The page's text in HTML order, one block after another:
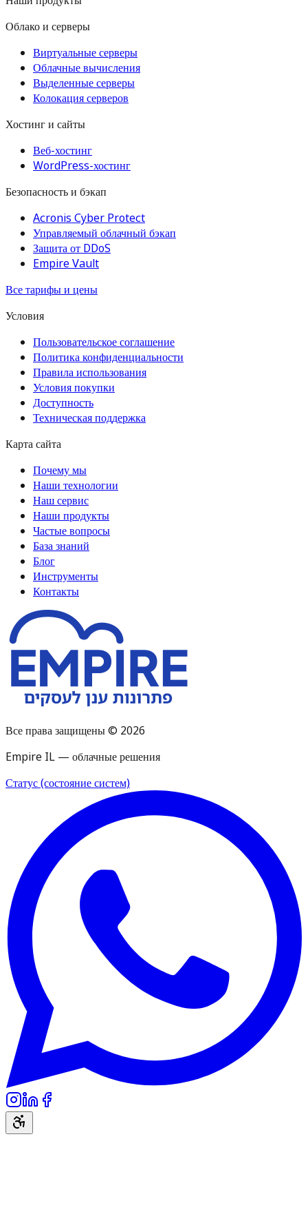
Облако и серверы
Виртуальные серверы
Облачные вычисления
Выделенные серверы
Колокация серверов
Хостинг и сайты
Веб-хостинг
WordPress-хостинг
Безопасность и бэкап
Acronis Cyber Protect
Управляемый облачный бэкап
Защита от DDoS
Empire Vault
Все тарифы и цены
Условия
Пользовательское соглашение
Политика конфиденциальности
Правила использования
Условия покупки
Доступность
Техническая поддержка
Карта сайта
Почему мы
Наши технологии
Наш сервис
Наши продукты
Частые вопросы
База знаний
Блог
Инструменты
Контакты
Все права защищены © 2026
Empire IL — облачные решения
Статус (состояние систем)